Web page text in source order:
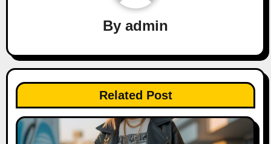
g
a
t
i
By admin
Related Post